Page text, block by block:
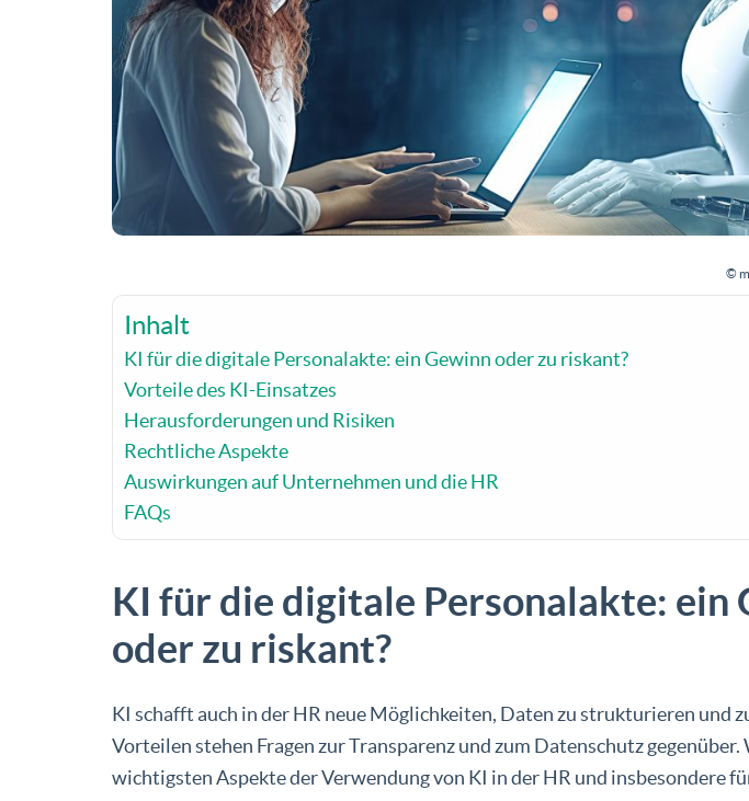
©
Inhalt
KI für die digitale Personalakte: ein Gewinn oder zu riskant?
Vorteile des KI-Einsatzes
Herausforderungen und Risiken
Rechtliche Aspekte
Auswirkungen auf Unternehmen und die HR
FAQs
KI für die digitale Personalakte: ein
oder zu riskant?
KI schafft auch in der HR neue Möglichkeiten, Daten zu strukturieren und
Vorteilen stehen Fragen zur Transparenz und zum Datenschutz
wichtigsten Aspekte der Verwendung von KI in der HR und insbesondere